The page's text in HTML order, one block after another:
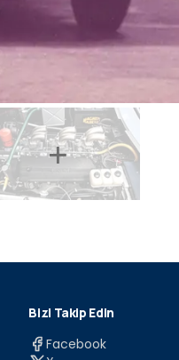
Bizi Takip Edin
Facebook